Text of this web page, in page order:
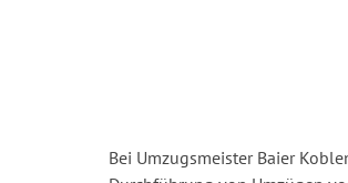
Bei Umzugsmeister Baier